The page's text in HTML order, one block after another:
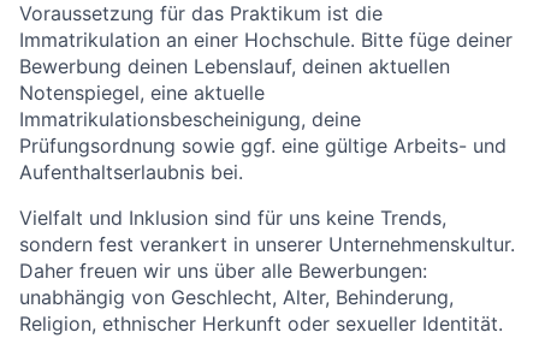
Voraussetzung für das Praktikum ist die
Immatrikulation an einer Hochschule. Bitte füge deiner
Bewerbung deinen Lebenslauf, deinen aktuellen
Notenspiegel, eine aktuelle
Immatrikulationsbescheinigung, deine
Prüfungsordnung sowie ggf. eine gültige Arbeits- und
Aufenthaltserlaubnis bei.
Vielfalt und Inklusion sind für uns keine Trends,
sondern fest verankert in unserer Unternehmenskultur.
Daher freuen wir uns über alle Bewerbungen:
unabhängig von Geschlecht, Alter, Behinderung,
Religion, ethnischer Herkunft oder sexueller Identität.